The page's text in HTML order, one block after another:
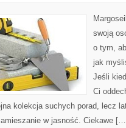
swoją
o tym,
jak
Jeśli
Ci
kolekcja suchych porad, lecz
w jasność. Ciekawe